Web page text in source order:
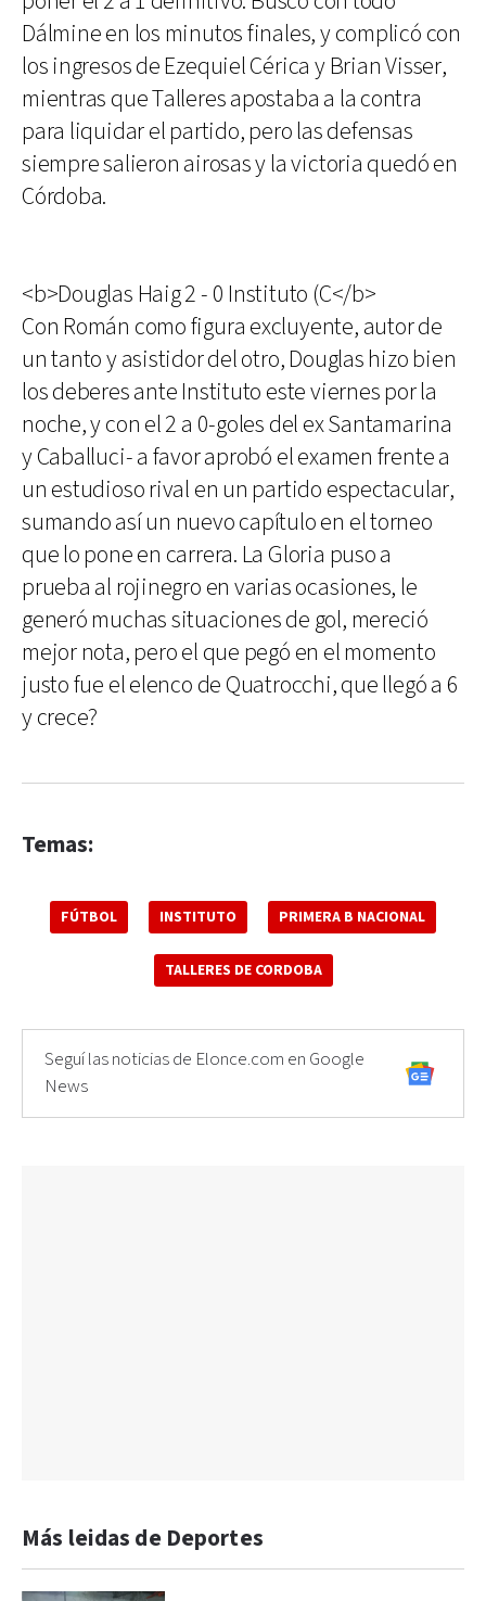
Dálmine en los minutos finales, y complicó con
los ingresos de Ezequiel Cérica y Brian Visser,
mientras que Talleres apostaba a la contra
para liquidar el partido, pero las defensas
siempre salieron airosas y la victoria quedó en
Córdoba.
<b>Douglas Haig 2 - 0 Instituto (C</b>
Con Román como figura excluyente, autor de
un tanto y asistidor del otro, Douglas hizo bien
los deberes ante Instituto este viernes por la
noche, y con el 2 a 0-goles del ex Santamarina
y Caballuci- a favor aprobó el examen frente a
un estudioso rival en un partido espectacular,
sumando así un nuevo capítulo en el torneo
que lo pone en carrera. La Gloria puso a
prueba al rojinegro en varias ocasiones, le
generó muchas situaciones de gol, mereció
mejor nota, pero el que pegó en el momento
justo fue el elenco de Quatrocchi, que llegó a 6
y crece?
Temas:
FÚTBOL INSTITUTO PRIMERA B NACIONAL
TALLERES DE CORDOBA
Seguí las noticias de Elonce.com en Google
News
Más leidas de Deportes